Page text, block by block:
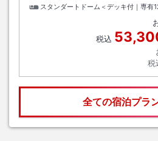
スタンダートドーム＜デッキ付｜専有
税込
税
全ての宿泊プラ